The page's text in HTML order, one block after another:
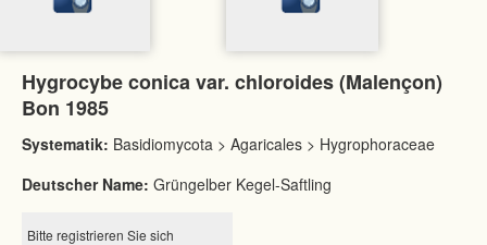
Hygrocybe conica var. chloroides (Malençon)
Bon 1985
Systematik: Basidiomycota > Agaricales > Hygrophoraceae
Deutscher Name: Grüngelber Kegel-Saftling
Bitte registrieren Sie sich